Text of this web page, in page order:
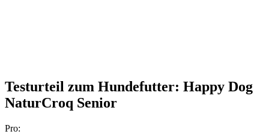
Testurteil zum Hundefutter: Happy Dog
NaturCroq Senior
Pro: